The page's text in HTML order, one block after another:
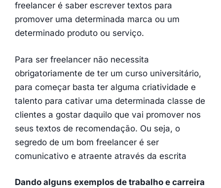
freelancer é saber escrever textos para
promover uma determinada marca ou um
determinado produto ou serviço.
Para ser freelancer não necessita
obrigatoriamente de ter um curso universitário,
para começar basta ter alguma criatividade e
talento para cativar uma determinada classe de
clientes a gostar daquilo que vai promover nos
seus textos de recomendação. Ou seja, o
segredo de um bom freelancer é ser
comunicativo e atraente através da escrita
Dando alguns exemplos de trabalho e carreira